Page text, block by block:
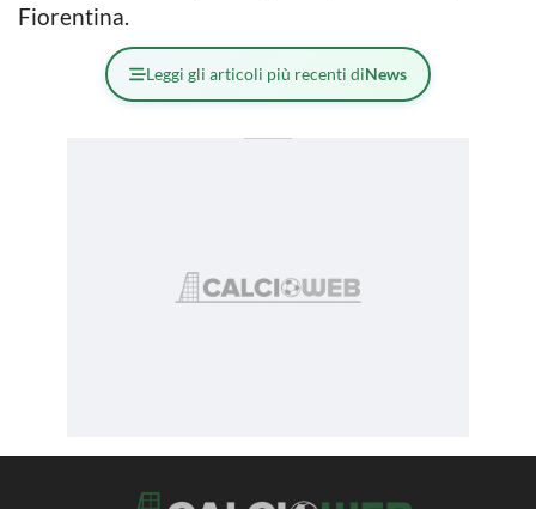
Fiorentina.
Leggi gli articoli più recenti diNews